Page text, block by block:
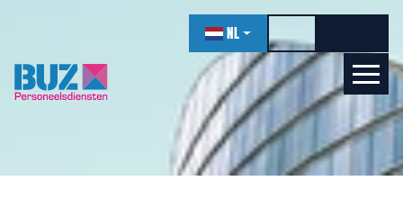
NL
Hoog contrast
Laten we kennismaken!